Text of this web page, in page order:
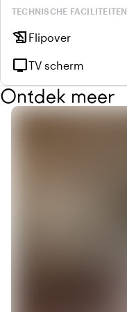
TECHNISCHE FACILITEITEN
history_edu Flipover
tvTV scherm
Ontdek meer